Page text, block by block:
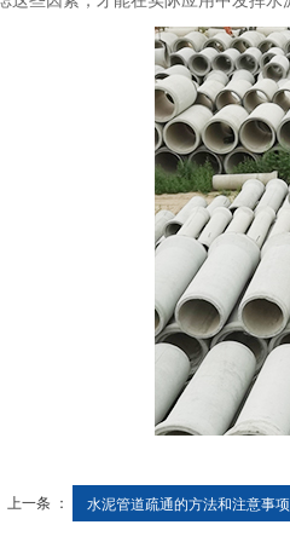
上一条 ： 水泥管道疏通的方法和注意事项